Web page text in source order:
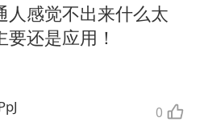
人感觉不出来什么太
还是应用！
0